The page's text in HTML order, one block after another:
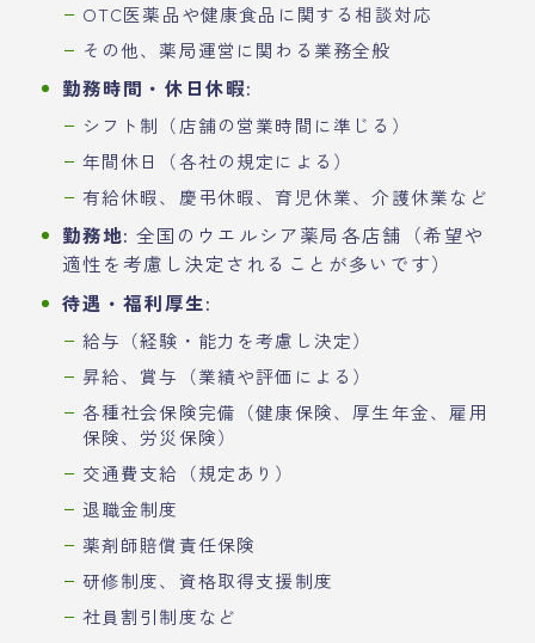
OTC医薬品や健康食品に関する相談対応
その他、薬局運営に関わる業務全般
勤務時間・休日休暇:
シフト制（店舗の営業時間に準じる）
年間休日（各社の規定による）
有給休暇、慶弔休暇、育児休業、介護休業など
勤務地: 全国のウエルシア薬局各店舗（希望や
適性を考慮し決定されることが多いです）
待遇・福利厚生:
給与（経験・能力を考慮し決定）
昇給、賞与（業績や評価による）
各種社会保険完備（健康保険、厚生年金、雇用
保険、労災保険）
交通費支給（規定あり）
退職金制度
薬剤師賠償責任保険
研修制度、資格取得支援制度
社員割引制度など